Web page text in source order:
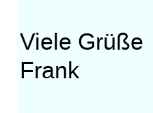
Viele Grüße
Frank